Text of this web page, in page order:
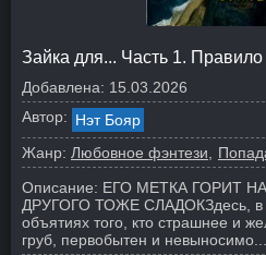
Зайка для... Часть 1.
Добавлена: 15.03.2026
Автор: Нэт Бояр
Жанр: Любовное фэнтези
Описание: ЕГО МЕТКА ГОРИТ
ДРУГОГО ТОЖЕ СЛАДОКЗдесь,
объятиях того, кто страшнее и
груб, первобытен и невыносимо...